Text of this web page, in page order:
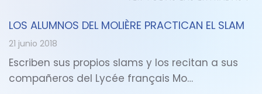
LOS ALUMNOS DEL MOLIÈRE PRACTICAN EL SLAM
21 junio 2018
Escriben sus propios slams y los recitan a sus
compañeros del Lycée français Mo…